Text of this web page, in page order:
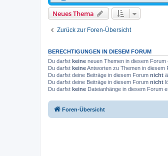
Neues Thema
Zurück zur Foren-Übersicht
BERECHTIGUNGEN IN DIESEM FORUM
Du darfst keine neuen Themen in diesem Forum
Du darfst keineAntworten zu Themen in diesem
Du darfst deine Beiträge in diesem Forum nicht
Du darfst deine Beiträge in diesem Forum nicht
Du darfst keine Dateianhänge in diesem Forum
Foren-Übersicht